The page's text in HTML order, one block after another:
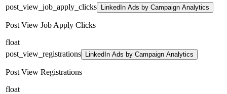
post_view_job_apply_clicks
LinkedIn Ads by Campaign Analytics
Post View Job Apply Clicks
float
post_view_registrations
LinkedIn Ads by Campaign Analytics
Post View Registrations
float